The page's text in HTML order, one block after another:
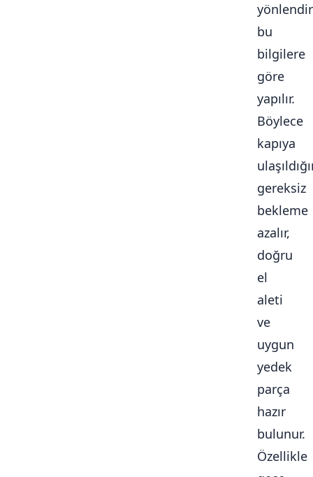
bu
bilgilere
göre
yapılır.
Böylece
kapıya
gereksiz
bekleme
azalır,
doğru
el
aleti
ve
uygun
yedek
parça
hazır
bulunur.
Özellikle